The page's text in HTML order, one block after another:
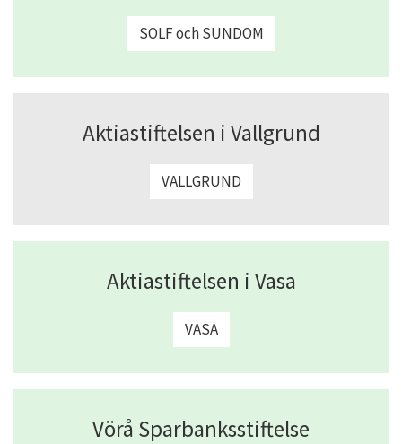
SOLF och SUNDOM
Aktiastiftelsen i Vallgrund
VALLGRUND
Aktiastiftelsen i Vasa
VASA
Vörå Sparbanksstiftelse